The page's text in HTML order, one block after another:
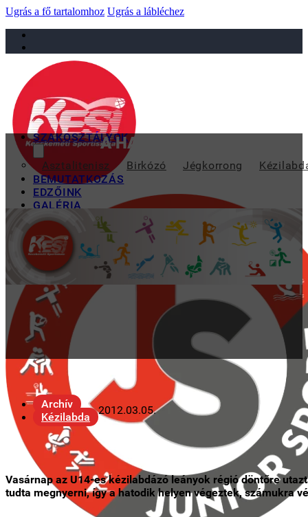
Ugrás a fő tartalomhoz Ugrás a lábléchez
sportiskola@juniorsportkft.hu
SZAKOSZTÁLYOK
Asztalitenisz Birkózó Jégkorrong
BEMUTATKOZÁS
EDZŐINK
GALÉRIA
TAO
KAPCSOLAT
A HATODIK HELY JÖTT
Archív
Kézilabda
2012.03.05.
Vasárnap az U14-es kézilabdázó leányok régió döntőre
tudta megnyerni, így a hatodik helyen végeztek, számukra